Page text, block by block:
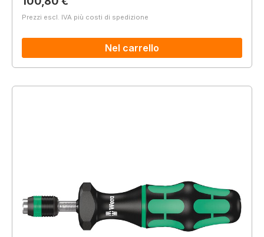
Prezzi escl. IVA più costi di spedizione
Nel carrello